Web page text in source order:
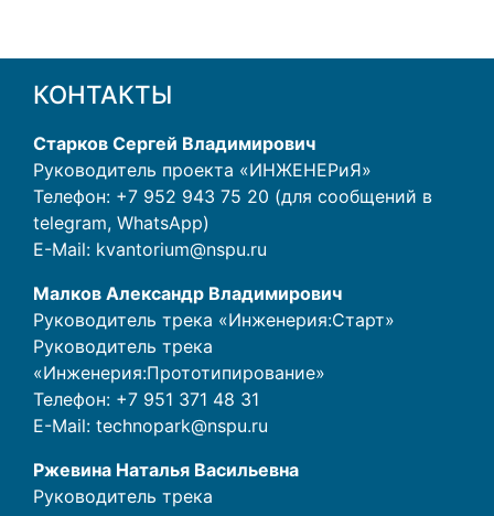
КОНТАКТЫ
Старков Сергей Владимирович
Руководитель проекта «ИНЖЕНЕРиЯ»
Телефон: +7 952 943 75 20 (для сообщений в
telegram, WhatsApp)
E-Mail: kvantorium@nspu.ru
Малков Александр Владимирович
Руководитель трека «Инженерия:Старт»
Руководитель трека
«Инженерия:Прототипирование»
Телефон: +7 951 371 48 31
E-Mail: technopark@nspu.ru
Ржевина Наталья Васильевна
Руководитель трека